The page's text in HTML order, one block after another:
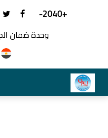
+2040-
وحدة ضمان